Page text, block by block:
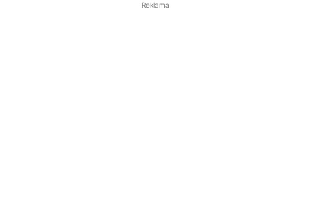
Reklama